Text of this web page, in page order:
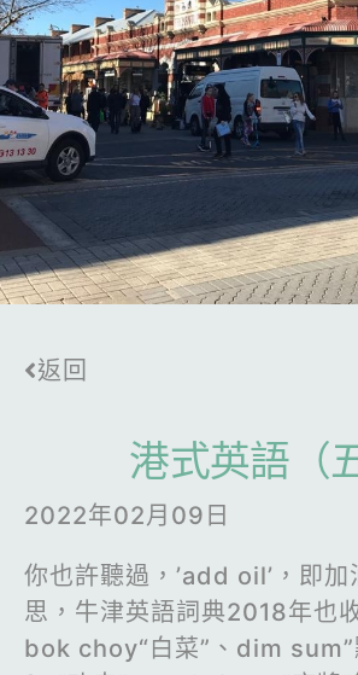
返回
港式英語（
2022年02月09日
你也許聽過，’add oil’，即加
思，牛津英語詞典2018年也
bok choy“白菜”、dim